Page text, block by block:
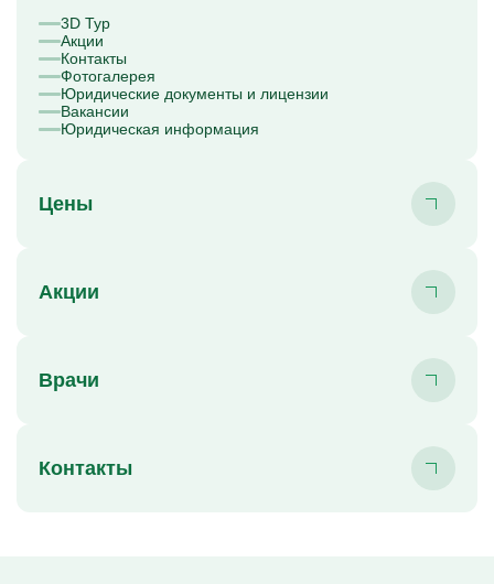
3D Тур
Акции
Контакты
Фотогалерея
Юридические документы и лицензии
Вакансии
Юридическая информация
Цены
Акции
Врачи
Контакты